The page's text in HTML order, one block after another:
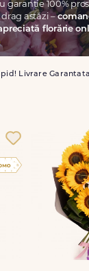
garanție 100%
astăzi –
florărie
Livrare Garantata